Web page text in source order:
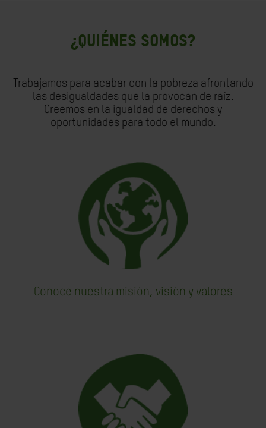
¿QUIÉNES SOMOS?
Trabajamos para acabar con la pobreza afrontando
las desigualdades que la provocan de raíz.
Creemos en la igualdad de derechos y
oportunidades para todo el mundo.
Conoce nuestra misión, visión y valores